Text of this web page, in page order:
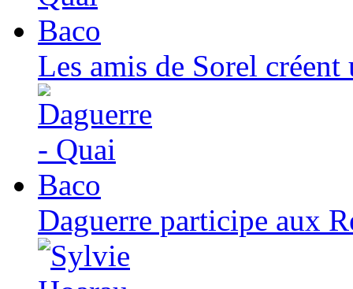
Les amis de Sorel
Daguerre participe aux